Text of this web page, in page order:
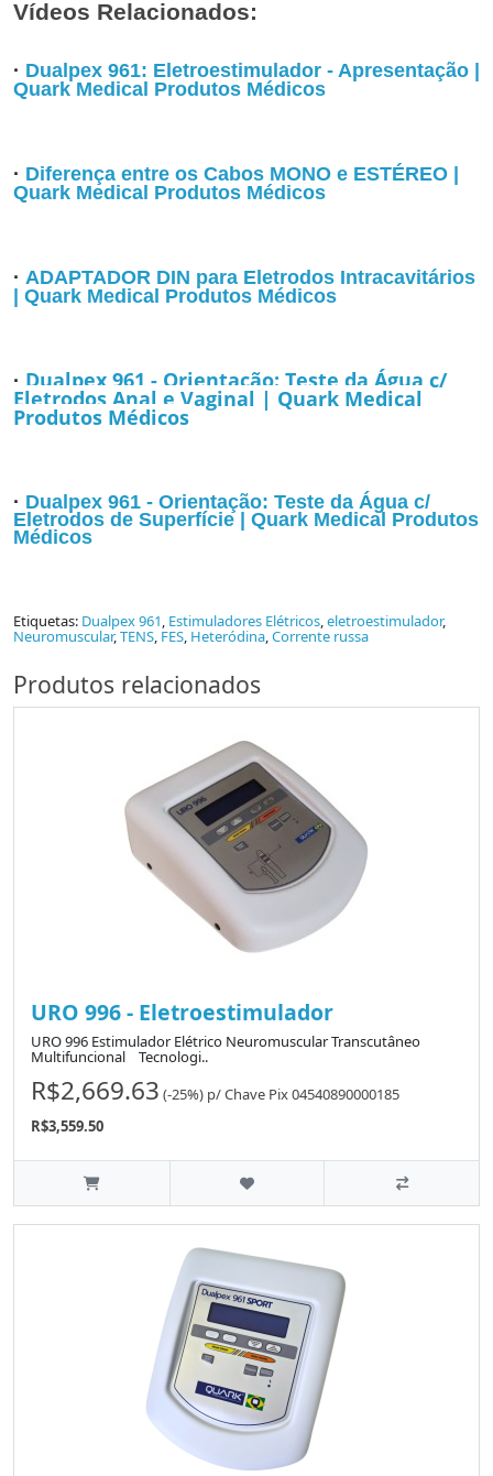
Vídeos Relacionados:
· Dualpex 961: Eletroestimulador - Apresentação |
Quark Medical Produtos Médicos
· Diferença entre os Cabos MONO e ESTÉREO |
Quark Medical Produtos Médicos
· ADAPTADOR DIN para Eletrodos Intracavitários
| Quark Medical Produtos Médicos
· Dualpex 961 - Orientação: Teste da Água c/
Eletrodos Anal e Vaginal | Quark Medical
Produtos Médicos
· Dualpex 961 - Orientação: Teste da Água c/
Eletrodos de Superfície | Quark Medical Produtos
Médicos
Etiquetas: Dualpex 961, Estimuladores Elétricos,eletroestimulador,
Neuromuscular,TENS, FES, Heteródina,Corrente russa
Produtos relacionados
URO 996 - Eletroestimulador
URO 996 Estimulador Elétrico Neuromuscular Transcutâneo
Multifuncional Tecnologi..
R$2,669.63 (-25%) p/Chave Pix 04540890000185
R$3,559.50